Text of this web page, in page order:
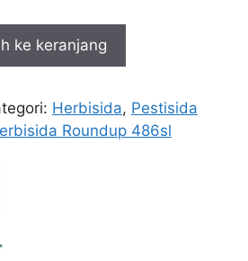
ke keranjang
Herbisida, Pestisida
Roundup 486sl